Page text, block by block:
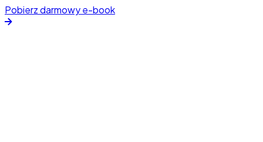
Pobierz darmowy e-book